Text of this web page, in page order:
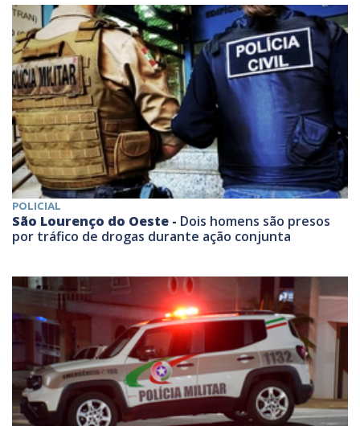
POLICIAL
São Lourenço do Oeste - Dois homens são presos
por tráfico de drogas durante ação conjunta